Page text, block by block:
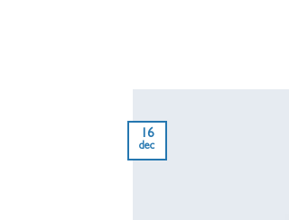
16
dec